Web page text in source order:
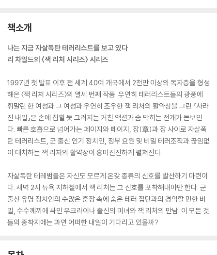
책소개
나는 지금 자살폭탄 테러리스트를 보고 있다
리 차일드의 〈잭 리처 시리즈〉 시리즈
1997년 첫 발표 이후 전 세계 40여 개국에서 2천만 이상의 독자층을 형성
해온 〈잭 리처 시리즈〉의 열세 번째 작품. 우연히 테러리스트들의 광풍에
휘말린 한 여성과 그 여성과 우연히 조우한 잭 리처의 활약상을 그린 『사라
진 내일』은 손에 잡힐 듯 그려지는 거친 액션과 숨 막히는 전개가 돋보인
다. 빠른 호흡으로 넘어가는 페이지와 페이지, 장(章)과 장 사이로 자살폭
탄 테러리스트, 군 출신 인기 정치인, 정부 요원 및 비밀 테러조직과 끊임없
이 대치하는 잭 리처의 활약상이 흥미진진하게 펼쳐진다.
자살폭탄 테레범들은 자신도 모르게 온갖 종류의 신호를 발산하기 마련이
다. 새벽 2시 뉴욕 지하철에서 잭 리처는 그 신호를 포착해내야만 한다. 군
출신 유명 정치인의 수많은 훈장 속에 숨은 테러 집단과의 경악할 만한 비
밀, 수수께끼에 싸인 우크라이나 출신의 미녀와 잭 리처의 만남. 이 모든 것
들의 종착지에는 과연 어떠한 내일이 기다리고 있을까?